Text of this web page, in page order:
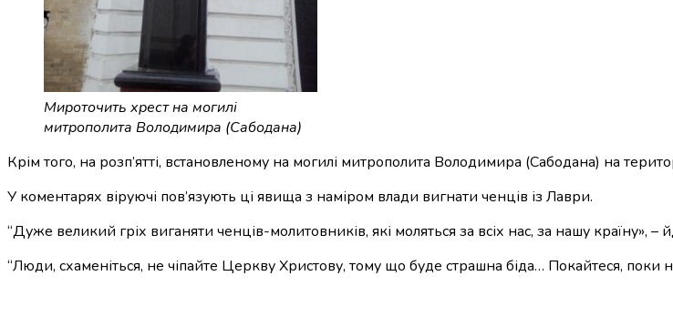
Мироточить хрест на могилі
митрополита Володимира (Сабодана)
Крім того, на розп’ятті, встановленому на могилі митрополита Володимира (Сабодана) на
У коментарях віруючі пов’язують ці явища з наміром влади вигнати ченців із Лаври.
“Дуже великий гріх виганяти ченців-молитовників, які моляться за всіх нас, за нашу країну», –
“Люди, схаменіться, не чіпайте Церкву Христову, тому що буде страшна біда… Покайтеся, поки